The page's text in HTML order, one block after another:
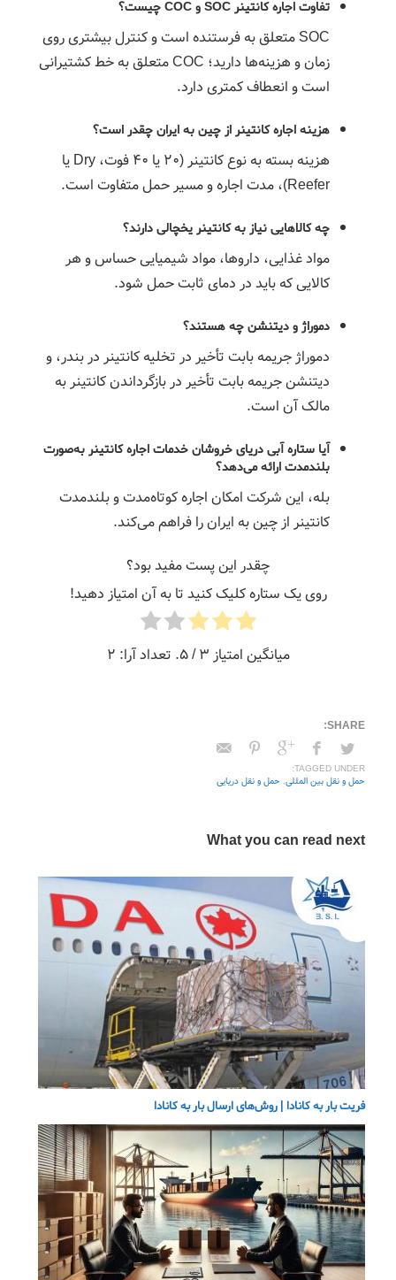
تفاوت اجاره کانتینر SOC و COC چیست؟
SOC متعلق به فرستنده است و کنترل بیشتری روی
زمان و هزینه‌ها دارید؛ COC متعلق به خط کشتیرانی
است و انعطاف کمتری دارد.
هزینه اجاره کانتینر از چین به ایران چقدر است؟
هزینه بسته به نوع کانتینر (۲۰ یا ۴۰ فوت، Dry یا
Reefer)، مدت اجاره و مسیر حمل متفاوت است.
چه کالاهایی نیاز به کانتینر یخچالی دارند؟
مواد غذایی، داروها، مواد شیمیایی حساس و هر
کالایی که باید در دمای ثابت حمل شود.
دموراژ و دیتنشن چه هستند؟
دموراژ جریمه بابت تأخیر در تخلیه کانتینر در بندر، و
دیتنشن جریمه بابت تأخیر در بازگرداندن کانتینر به
مالک آن است.
آیا ستاره آبی دریای خروشان خدمات اجاره کانتینر به‌صورت
بلندمدت ارائه می‌دهد؟
بله، این شرکت امکان اجاره کوتاه‌مدت و بلندمدت
کانتینر از چین به ایران را فراهم می‌کند.
چقدر این پست مفید بود؟
روی یک ستاره کلیک کنید تا به آن امتیاز دهید!
میانگین امتیاز 3/ 5. تعداد آرا: 2
TAGGED UNDER:
حمل و نقل بین المللی, حمل و نقل دریایی
What you can read next
فریت بار به کانادا | روش‌های ارسال بار به کانادا